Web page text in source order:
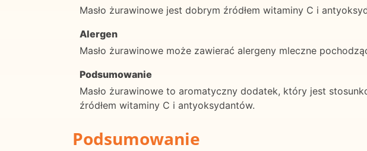
Masło żurawinowe jest dobrym źródłem witaminy C i
Alergen
Masło żurawinowe może zawierać alergeny mleczne
Podsumowanie
Masło żurawinowe to aromatyczny dodatek, który jest
źródłem witaminy C i antyoksydantów.
Podsumowanie